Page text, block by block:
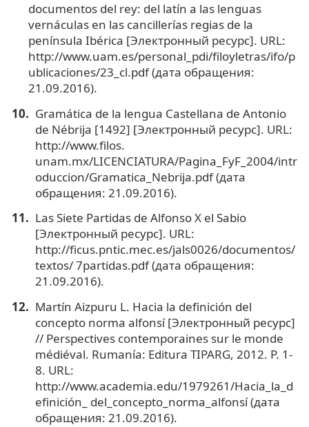
documentos del rey: del latín a las lenguas
vernáculas en las cancillerías regias de la
península Ibérica [Электронный ресурс]. URL:
http://www.uam.es/personal_pdi/filoyletras/ifo/p
ublicaciones/23_cl.pdf (дата обращения:
21.09.2016).
Gramática de la lengua Castellana de Antonio
de Nébrija [1492] [Электронный ресурс]. URL:
http://www.filos.
unam.mx/LICENCIATURA/Pagina_FyF_2004/intr
oduccion/Gramatica_Nebrija.pdf (дата
обращения: 21.09.2016).
Las Siete Partidas de Alfonso X el Sabio
[Электронный ресурс]. URL:
http://ficus.pntic.mec.es/jals0026/documentos/
textos/ 7partidas.pdf (дата обращения:
21.09.2016).
Martín Aizpuru L. Hacia la definición del
concepto norma alfonsí [Электронный ресурс]
// Perspectives contemporaines sur le monde
médiéval. Rumanía: Editura TIPARG, 2012. Р. 1-
8. URL:
http://www.academia.edu/1979261/Hacia_la_d
efinición_ del_concepto_norma_alfonsí (дата
обращения: 21.09.2016).